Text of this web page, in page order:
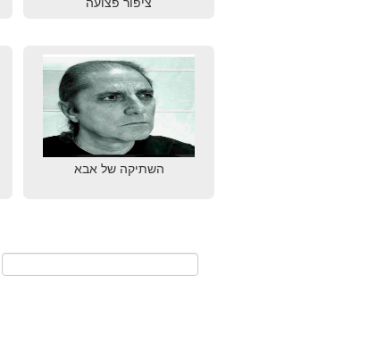
השתיקה של אבא